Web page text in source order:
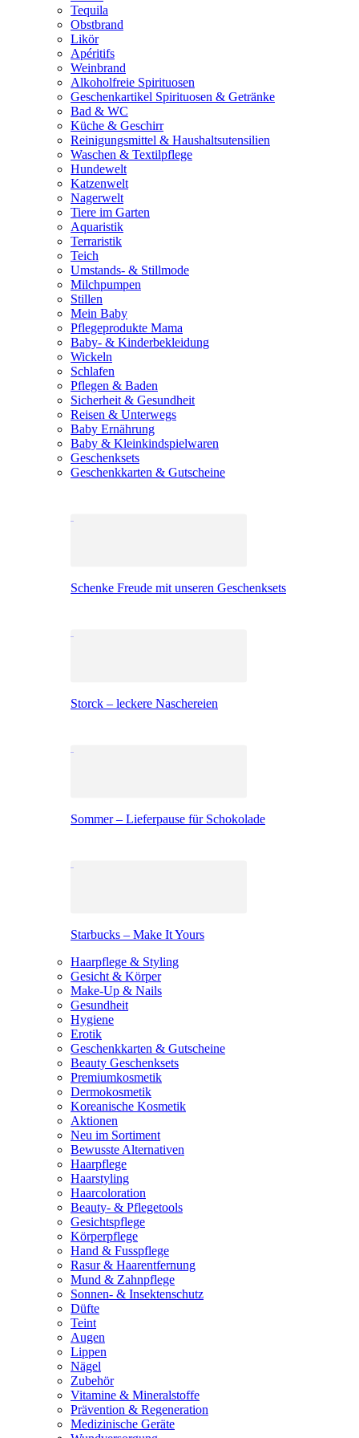
Tequila
Obstbrand
Likör
Apéritifs
Weinbrand
Alkoholfreie Spirituosen
Geschenkartikel Spirituosen & Getränke
Bad & WC
Küche & Geschirr
Reinigungsmittel & Haushaltsutensilien
Waschen & Textilpflege
Hundewelt
Katzenwelt
Nagerwelt
Tiere im Garten
Aquaristik
Terraristik
Teich
Umstands- & Stillmode
Milchpumpen
Stillen
Mein Baby
Pflegeprodukte Mama
Baby- & Kinderbekleidung
Wickeln
Schlafen
Pflegen & Baden
Sicherheit & Gesundheit
Reisen & Unterwegs
Baby Ernährung
Baby & Kleinkindspielwaren
Geschenksets
Geschenkkarten & Gutscheine
Schenke Freude mit unseren Geschenksets
Storck – leckere Naschereien
Sommer – Lieferpause für Schokolade
Starbucks – Make It Yours
Haarpflege & Styling
Gesicht & Körper
Make-Up & Nails
Gesundheit
Hygiene
Erotik
Geschenkkarten & Gutscheine
Beauty Geschenksets
Premiumkosmetik
Dermokosmetik
Koreanische Kosmetik
Aktionen
Neu im Sortiment
Bewusste Alternativen
Haarpflege
Haarstyling
Haarcoloration
Beauty- & Pflegetools
Gesichtspflege
Körperpflege
Hand & Fusspflege
Rasur & Haarentfernung
Mund & Zahnpflege
Sonnen- & Insektenschutz
Düfte
Teint
Augen
Lippen
Nägel
Zubehör
Vitamine & Mineralstoffe
Prävention & Regeneration
Medizinische Geräte